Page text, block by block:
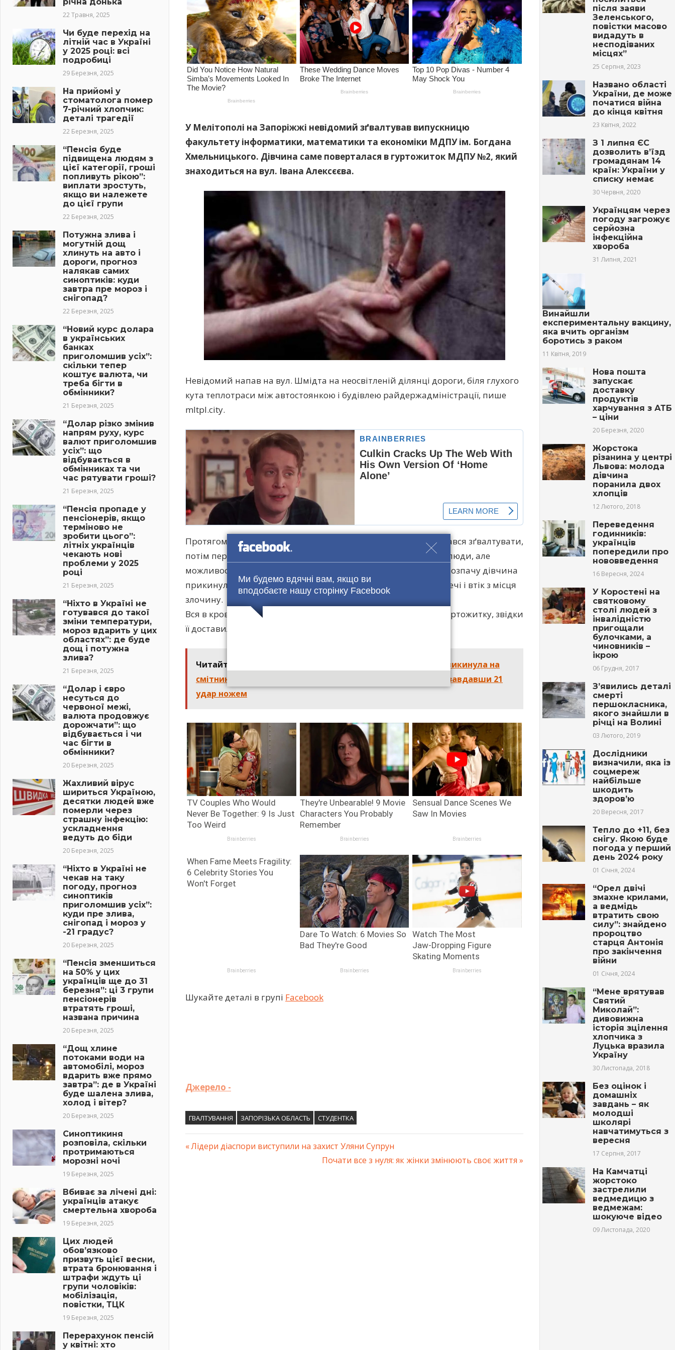
Ми будемо вдячні вам, якщо ви
вподобаєте нашу сторінку Facebook
У Мелітополі на Запоріжжі невідомий зґвалтував випускницю
факультету інформатики, математики та економіки МДПУ ім. Богдана
Хмельницького. Дівчина саме поверталася в гуртожиток МДПУ №2, який
знаходиться на вул. Івана Алексєєва.
Невідомий напав на вул. Шмідта на неосвітленій ділянці дороги, біля глухого
кута теплотраси між автостоянкою і будівлею райдержадміністрації, пише
mltpl.city.
Протягом 40 хвилин нелюдь бив і душив свою жертву, намагався зґвалтувати,
потім перекинув за труби теплотраси. Неподалік проходили люди, але
можливостей покликати на допомогу у дівчини не було. Від розпачу дівчина
прикинулася мертвою, тоді нападник злякався, забрав всі її речі і втік з місця
злочину.
Вся в крові і гематомах, з вибитим зубом, вона дісталася до гуртожитку, звідки
її доставили до міськлікарні. Поліція шукає нападника.
Читайте також
“Народила потайки на балконі, зарізала і викинула на
смітник”: Жінка жорстоко вбила новонароджене немовля, завдавши 21
удар ножем
Шукайте деталі в групі Facebook
Джерело -
ГВАЛТУВАННЯ ЗАПОРІЗЬКА ОБЛАСТЬ СТУДЕНТКА
Previous
Лідери діаспори виступили на захист Уляни Супрун
Next
Почати все з нуля: як жінки змінюють своє життя
22 Травня, 2025
Чи буде перехід на
літній час в Україні
у 2025 році: всі
подробиці
29 Березня, 2025
На прийомі у
стоматолога помер
7-річний хлопчик:
деталі трагедії
22 Березня, 2025
“Пенсія буде
підвищена людям з
цієї категорії, гроші
попливуть рікою”:
виплати зростуть,
якщо ви належете
до цієї групи
22 Березня, 2025
Потужна злива і
могутній дощ
хлинуть на авто і
дороги, прогноз
налякав самих
синоптиків: куди
завтра пре мороз і
снігопад?
22 Березня, 2025
“Новий курс долара
в українських
банках
приголомшив усіх”:
скільки тепер
коштує валюта, чи
треба бігти в
обмінники?
21 Березня, 2025
“Долар різко змінив
напрям руху, курс
валют приголомшив
усіх”: що
відбувається в
обмінниках та чи
час рятувати гроші?
21 Березня, 2025
“Пенсія пропаде у
пенсіонерів, якщо
терміново не
зробити цього”:
літніх українців
чекають нові
проблеми у 2025
році
21 Березня, 2025
“Ніхто в Україні не
готувався до такої
зміни температури,
мороз вдарить у цих
областях”: де буде
дощ і потужна
злива?
21 Березня, 2025
“Долар і євро
несуться до
червоної межі,
валюта продовжує
дорожчати”: що
відбувається і чи
час бігти в
обмінники?
20 Березня, 2025
Жахливий вірус
шириться Україною,
десятки людей вже
померли через
страшну інфекцію:
ускладнення
ведуть до біди
20 Березня, 2025
“Ніхто в Україні не
чекав на таку
погоду, прогноз
синоптиків
приголомшив усіх”:
куди пре злива,
снігопад і мороз у
-21 градус?
20 Березня, 2025
“Пенсія зменшиться
на 50% у цих
українців ще до 31
березня”: ці 3 групи
пенсіонерів
втратять гроші,
названа причина
20 Березня, 2025
“Дощ хлине
потоками води на
автомобілі, мороз
вдарить вже прямо
завтра”: де в Україні
буде шалена злива,
холод і вітер?
20 Березня, 2025
Синоптикиня
розповіла, скільки
протримаються
морозні ночі
19 Березня, 2025
Вбиває за лічені дні:
українців атакує
смертельна хвороба
19 Березня, 2025
Цих людей
обов’язково
призвуть цієї весни,
втрата бронювання і
штрафи ждуть ці
групи чоловіків:
мобілізація,
повістки, ТЦК
19 Березня, 2025
Перерахунок пенсій
у квітні: хто
після заяви
Зеленського,
повістки масово
видадуть в
несподіваних
місцях”
25 Серпня, 2023
Названо області
України, де може
початися війна
до кінця квітня
23 Квітня, 2022
З 1 липня ЄС
дозволить в’їзд
громадянам 14
країн: України у
списку немає
30 Червня, 2020
Українцям через
погоду загрожує
серйозна
інфекційна
хвороба
31 Липня, 2021
Винайшли
експериментальну вакцину,
яка вчить організм
боротись з раком
11 Квітня, 2019
Нова пошта
запускає
доставку
продуктів
харчування з АТБ
– ціни
20 Березня, 2020
Жорстока
різанина у центрі
Львова: молода
дівчина
поранила двох
хлопців
12 Лютого, 2018
Переведення
годинників:
українців
попередили про
нововведення
16 Вересня, 2024
У Коростені на
святковому
столі людей з
інвалідністю
пригощали
булочками, а
чиновників –
ікрою
06 Грудня, 2017
З’явились деталі
смерті
першокласника,
якого знайшли в
річці на Волині
03 Лютого, 2019
Дослідники
визначили, яка із
соцмереж
найбільше
шкодить
здоров’ю
20 Вересня, 2017
Тепло до +11, без
снігу. Якою буде
погода у перший
день 2024 року
01 Січня, 2024
“Орел двічі
змахне крилами,
а ведмідь
втратить свою
силу”: знайдено
пророцтво
старця Антонія
про закінчення
війни
01 Січня, 2024
“Мене врятував
Святий
Миколай”:
дивовижна
історія зцілення
хлопчика з
Луцька вразила
Україну
30 Листопада, 2018
Без оцінок і
домашніх
завдань – як
молодші
школярі
навчатимуться з
вересня
17 Серпня, 2017
На Камчатці
жорстоко
застрелили
ведмедицю з
ведмежам:
шокуюче відео
09 Листопада, 2020